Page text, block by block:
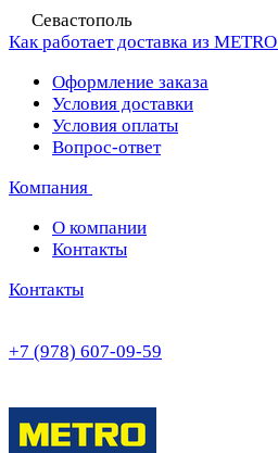
Севастополь
Как работает доставка из METRO
Оформление заказа
Условия доставки
Условия оплаты
Вопрос-ответ
Компания
О компании
Контакты
Контакты
+7 (978) 607-09-59